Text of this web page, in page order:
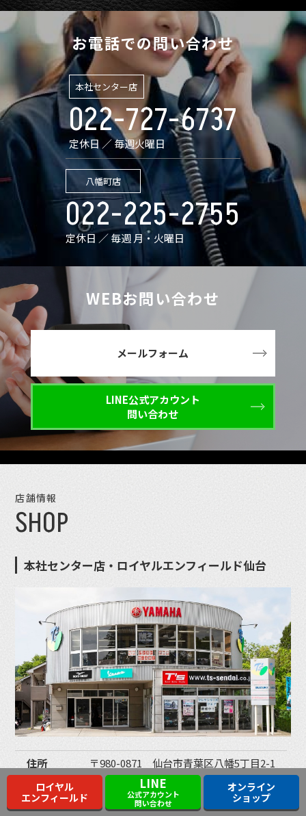
お電話での問い合わせ
本社センター店
022-727-6737
定休日 ／ 毎週火曜日
八幡町店
022-225-2755
定休日 ／ 毎週 月・火曜日
WEBお問い合わせ
メールフォーム
LINE公式アカウント
問い合わせ
店舗情報
SHOP
本社センター店・ロイヤルエンフィールド仙台
住所
〒980-0871 仙台市青葉区八幡5丁目2-1
TEL
022-727-6737
営業時間
10:00〜19:00
ロイヤル
エンフィールド
LINE
公式アカウント
問い合わせ
オンライン
ショップ